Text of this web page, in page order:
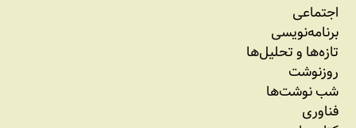
اجتماعی
برنامه‏‌نویسی
تازه‌‌ها و تحلیل‌ها
روزنوشت
شب نوشت‌ها
فناوری